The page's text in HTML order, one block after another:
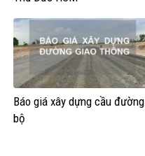
Báo giá xây dựng cầu đường
bộ